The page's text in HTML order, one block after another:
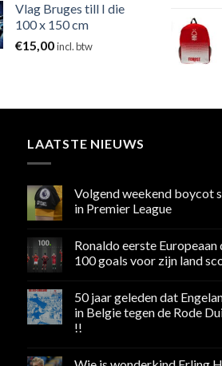
Vlag Bruges till I die
100 x 150 cm
€15,00incl. btw
LAATSTE NIEUWS
Volgend weekend boycot
in Premier League
op
Volgend
weekend
media
in
Premier
League
Ronaldo eerste Europeaan
100 goals voor zijn land
op
Ronaldo
eerste
Europeaan
dan
50 jaar geleden dat
in Belgie tegen de Rode
!!
op